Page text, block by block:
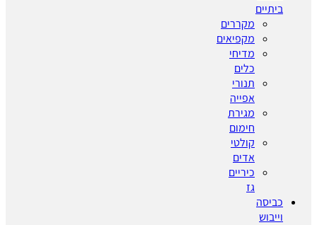
ביתיים
מקררים
מקפיאים
מדיחי
כלים
תנורי
אפייה
מגירת
חימום
קולטי
אדים
כיריים
גז
כביסה
וייבוש